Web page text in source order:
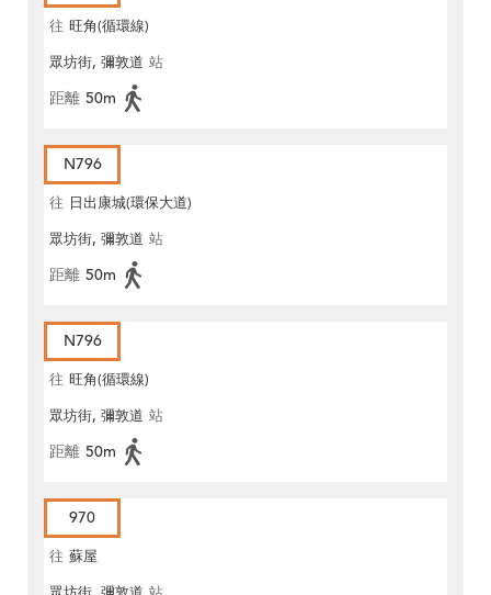
往 旺角(循環線)
眾坊街, 彌敦道 站
距離 50m
N796
往 日出康城(環保大道)
眾坊街, 彌敦道 站
距離 50m
N796
往 旺角(循環線)
眾坊街, 彌敦道 站
距離 50m
970
往 蘇屋